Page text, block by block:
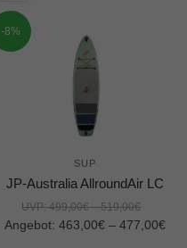
-8%
SUP
JP-Australia AllroundAir LC
UVP:499,00€–519,00€
Angebot: 463,00€– 477,00€